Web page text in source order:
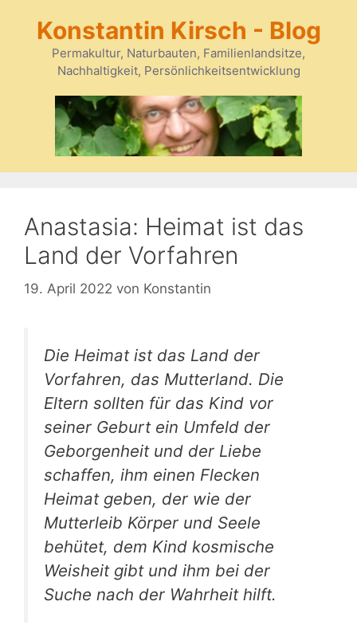
springen
Konstantin Kirsch - Blog
Permakultur, Naturbauten, Familienlandsitze,
Nachhaltigkeit, Persönlichkeitsentwicklung
Anastasia: Heimat ist das
Land der Vorfahren
19. April 2022 von Konstantin
Die Heimat ist das Land der
Vorfahren, das Mutterland. Die
Eltern sollten für das Kind vor
seiner Geburt ein Umfeld der
Geborgenheit und der Liebe
schaffen, ihm einen Flecken
Heimat geben, der wie der
Mutterleib Körper und Seele
behütet, dem Kind kosmische
Weisheit gibt und ihm bei der
Suche nach der Wahrheit hilft.